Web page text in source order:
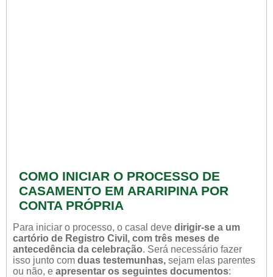
COMO INICIAR O PROCESSO DE
CASAMENTO EM ARARIPINA POR
CONTA PRÓPRIA
Para iniciar o processo, o casal deve dirigir-se a um
cartório de Registro Civil, com três meses de
antecedência da celebração. Será necessário fazer
isso junto com duas testemunhas, sejam elas parentes
ou não, e apresentar os seguintes documentos: